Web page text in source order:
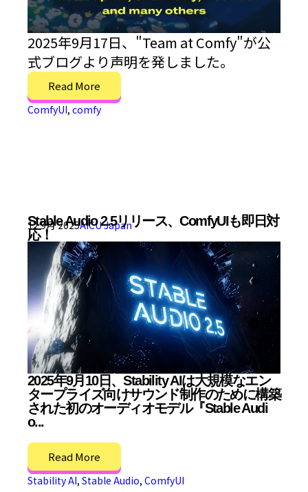
2025年9月17日、"Team at Comfy"が公
式ブログより声明を発しました。
Read More
ComfyUI, comfy
Stable Audio 2.5リリース、ComfyUIも即日対
応！
12 9月 2025AICU Japan
2025年9月10日、Stability AIは大規模なエン
タープライズ向けサウンド制作のために構築
された初のオーディオモデル『Stable Audi
o...
Read More
Stability AI, Stable Audio, ComfyUI